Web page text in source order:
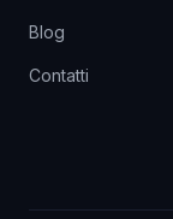
Blog
Contatti